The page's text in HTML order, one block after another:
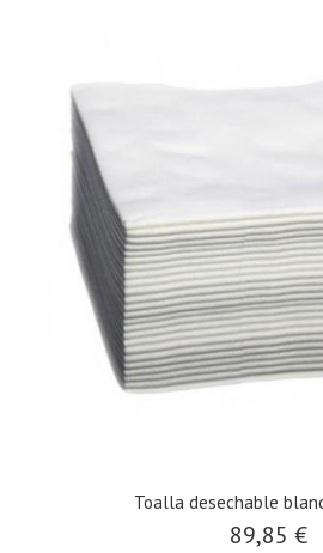
Toalla desechable
89,85 €